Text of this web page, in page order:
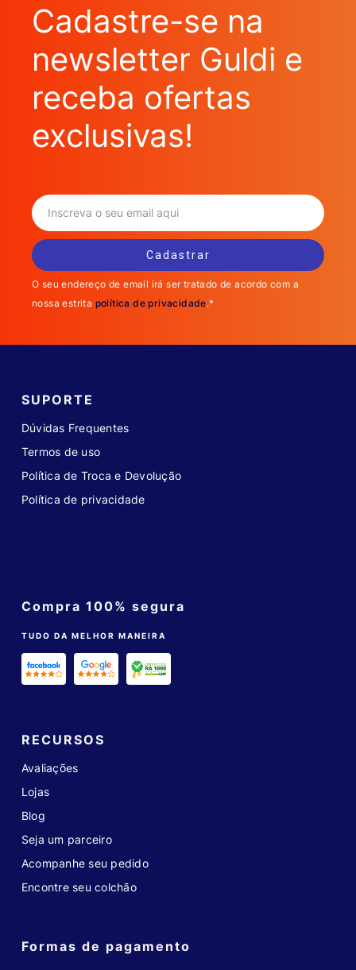
Cadastre-se na
newsletter Guldi e
receba ofertas
exclusivas!
O seu endereço de email irá ser tratado de acordo com a
nossa estrita política de privacidade.*
SUPORTE
Dúvidas Frequentes
Termos de uso
Política de Troca e Devolução
Política de privacidade
Compra 100% segura
TUDO DA MELHOR MANEIRA
RECURSOS
Avaliações
Lojas
Blog
Seja um parceiro
Acompanhe seu pedido
Encontre seu colchão
Formas de pagamento